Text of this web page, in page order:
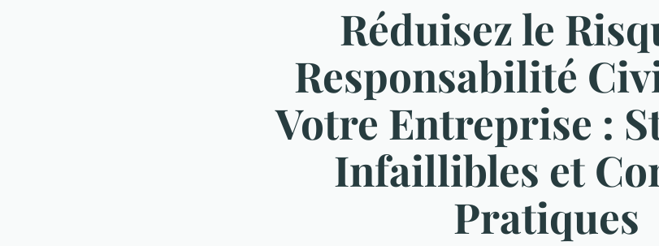
Réduisez le
Responsabilité
Votre Entreprise :
Infaillibles et
Pratiques